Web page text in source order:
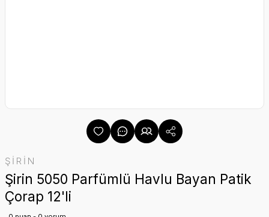
ŞİRİN
Şirin 5050 Parfümlü Havlu Bayan Patik
Çorap 12'li